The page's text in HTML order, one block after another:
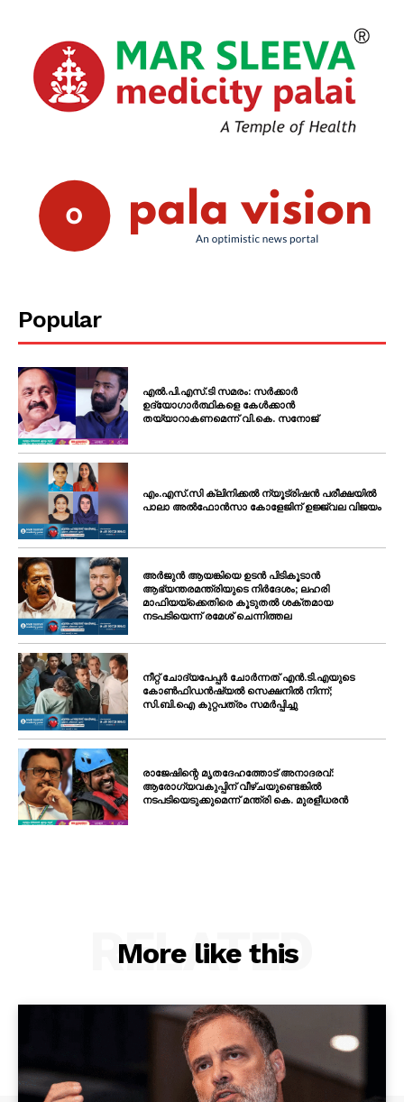
Popular
എൽ.പി.എസ്.ടി സമരം: സർക്കാർ
ഉദ്യോഗാർത്ഥികളെ കേൾക്കാൻ
തയ്യാറാകണമെന്ന് വി.കെ. സനോജ്
എം.എസ്.സി ക്ലിനിക്കൽ ന്യൂട്രിഷൻ പരീക്ഷയിൽ
പാലാ അൽഫോൻസാ കോളേജിന് ഉജ്ജ്വല വിജയം
അർജുൻ ആയങ്കിയെ ഉടൻ പിടികൂടാൻ
ആഭ്യന്തരമന്ത്രിയുടെ നിർദേശം; ലഹരി
മാഫിയയ്ക്കെതിരെ കൂടുതൽ ശക്തമായ
നടപടിയെന്ന് രമേശ് ചെന്നിത്തല
നീറ്റ് ചോദ്യപേപ്പർ ചോർന്നത് എൻ.ടി.എയുടെ
കോൺഫിഡൻഷ്യൽ സെക്ഷനിൽ നിന്ന്;
സി.ബി.ഐ കുറ്റപത്രം സമർപ്പിച്ചു
രാജേഷിന്റെ മൃതദേഹത്തോട് അനാദരവ്:
ആരോഗ്യവകുപ്പിന് വീഴ്ചയുണ്ടെങ്കിൽ
നടപടിയെടുക്കുമെന്ന് മന്ത്രി കെ. മുരളീധരൻ
More like this
RELATED